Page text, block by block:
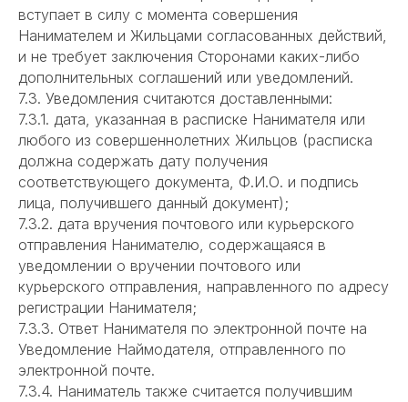
вступает в силу с момента совершения
Нанимателем и Жильцами согласованных действий,
и не требует заключения Сторонами каких-либо
дополнительных соглашений или уведомлений.
7.3. Уведомления считаются доставленными:
7.3.1. дата, указанная в расписке Нанимателя или
любого из совершеннолетних Жильцов (расписка
должна содержать дату получения
соответствующего документа, Ф.И.О. и подпись
лица, получившего данный документ);
7.3.2. дата вручения почтового или курьерского
отправления Нанимателю, содержащаяся в
уведомлении о вручении почтового или
курьерского отправления, направленного по адресу
регистрации Нанимателя;
7.3.3. Ответ Нанимателя по электронной почте на
Уведомление Наймодателя, отправленного по
электронной почте.
7.3.4. Наниматель также считается получившим